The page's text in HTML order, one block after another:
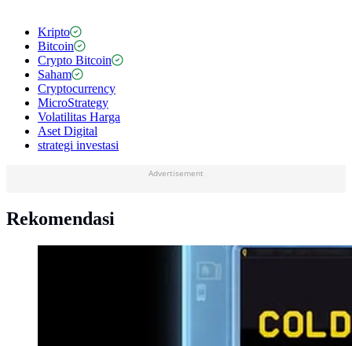
Kripto
Bitcoin
Crypto Bitcoin
Saham
Cryptocurrency
MicroStrategy
Volatilitas Harga
Aset Digital
strategi investasi
Advertisement
Rekomendasi